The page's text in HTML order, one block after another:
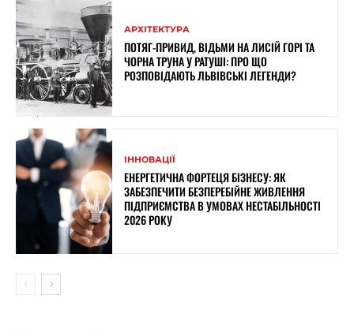
АРХІТЕКТУРА
ПОТЯГ-ПРИВИД, ВІДЬМИ НА ЛИСІЙ ГОРІ ТА
ЧОРНА ТРУНА У РАТУШІ: ПРО ЩО
РОЗПОВІДАЮТЬ ЛЬВІВСЬКІ ЛЕГЕНДИ?
ІННОВАЦІЇ
ЕНЕРГЕТИЧНА ФОРТЕЦЯ БІЗНЕСУ: ЯК
ЗАБЕЗПЕЧИТИ БЕЗПЕРЕБІЙНЕ ЖИВЛЕННЯ
ПІДПРИЄМСТВА В УМОВАХ НЕСТАБІЛЬНОСТІ
2026 РОКУ